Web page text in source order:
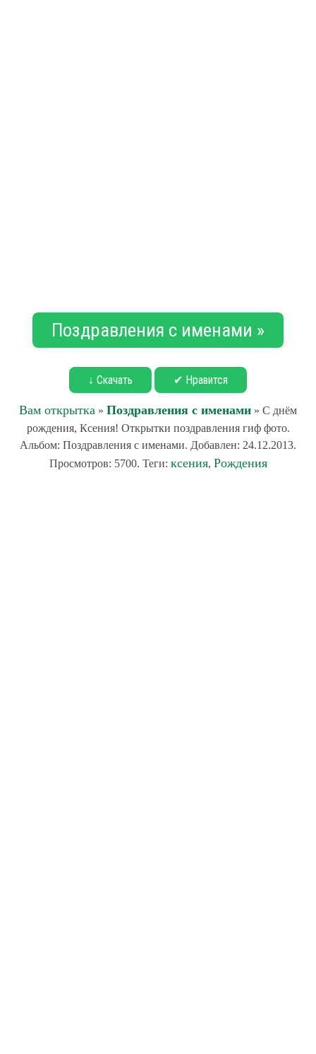
Поздравления с именами »
↓ Скачать ✔ Нравится
Вам открытка » Поздравления с именами » С днём
рождения, Ксения! Открытки поздравления гиф фото.
Альбом: Поздравления с именами. Добавлен: 24.12.2013.
Просмотров: 5700. Теги: ксения, Рождения